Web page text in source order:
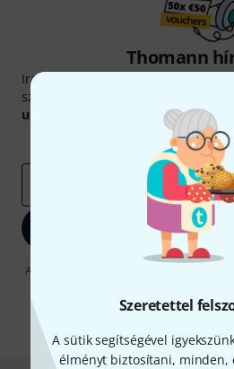
Szeretettel
A sütik segítségével
élményt biztosítani, minden,
Thomann
Iratkozz fel a Thomann angol
szerencsével megnyerheted a
utalvány
Inspiráló gondolatok
Bejelentkezés
A "Bejelentkezés" gombra kattintva
információkat azdata